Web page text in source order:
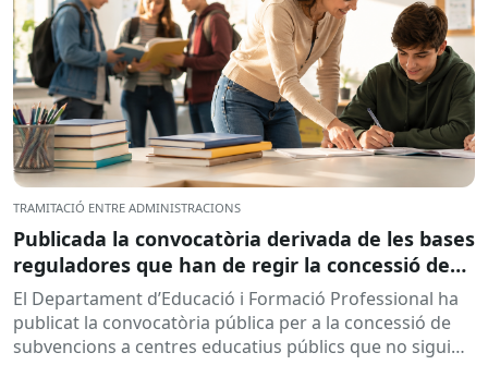
TRAMITACIÓ ENTRE ADMINISTRACIONS
Publicada la convocatòria derivada de les bases
reguladores que han de regir la concessió de
subvencions a centres educatius, per al
desenvolupament de programes de formació i
inserció, durant el curs 2026-2027
El Departament d’Educació i Formació Professional ha
publicat la convocatòria pública per a la concessió de
subvencions a centres educatius públics que no siguin